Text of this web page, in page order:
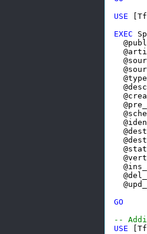
USE
EXEC
GO
--
USE